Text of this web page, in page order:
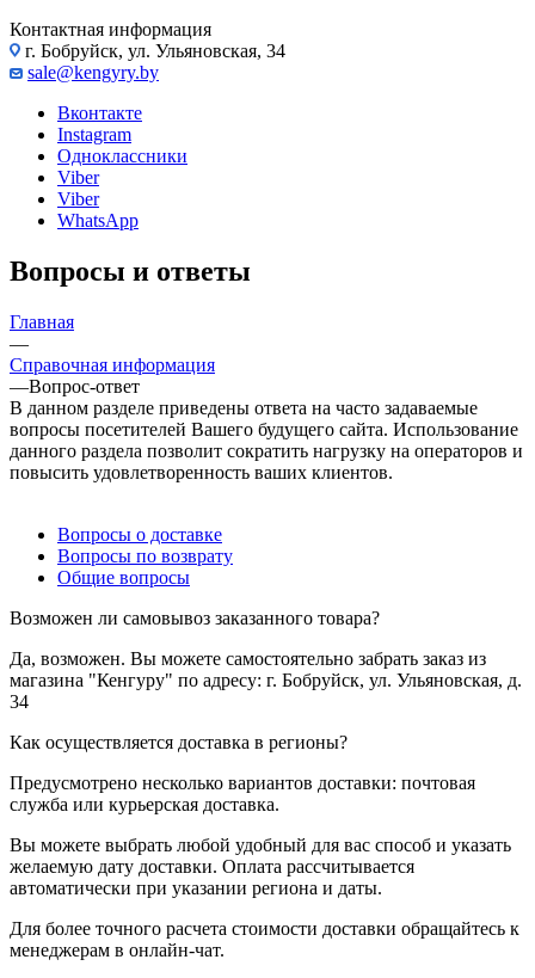
Контактная информация
г. Бобруйск, ул. Ульяновская, 34
sale@kengyry.by
Вконтакте
Instagram
Одноклассники
Viber
Viber
WhatsApp
Вопросы и ответы
Главная
—
Справочная информация
—Вопрос-ответ
В данном разделе приведены ответа на часто задаваемые
вопросы посетителей Вашего будущего сайта. Использование
данного раздела позволит сократить нагрузку на операторов и
повысить удовлетворенность ваших клиентов.
Вопросы о доставке
Вопросы по возврату
Общие вопросы
Возможен ли самовывоз заказанного товара?
Да, возможен. Вы можете самостоятельно забрать заказ из
магазина "Кенгуру" по адресу: г. Бобруйск, ул. Ульяновская, д.
34
Как осуществляется доставка в регионы?
Предусмотрено несколько вариантов доставки: почтовая
служба или курьерская доставка.
Вы можете выбрать любой удобный для вас способ и указать
желаемую дату доставки. Оплата рассчитывается
автоматически при указании региона и даты.
Для более точного расчета стоимости доставки обращайтесь к
менеджерам в онлайн-чат.